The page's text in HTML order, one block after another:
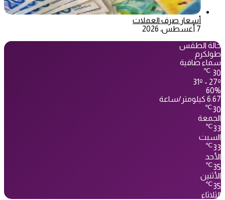
أسعار صرف العملات
7 أغسطس، 2026
حالة الطقس
طولكرم
سماء صافية
30
℃
31º - 27º
60%
6.67 كيلومتر/ساعة
30
℃
الجمعة
33
℃
السبت
33
℃
الأحد
35
℃
الأثنين
35
℃
الثلاثاء